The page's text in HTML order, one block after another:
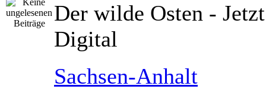
Der wilde Osten -
Digital
Sachsen-Anhalt